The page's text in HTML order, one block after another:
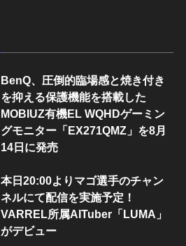
BenQ、圧倒的臨場感と焼き付き
を抑える保護機能を搭載した
MOBIUZ有機EL WQHDゲーミン
グモニター「EX271QMZ」を8月
14日に発売
本日20:00よりマゴ選手のチャン
ネルにて配信を実施予定！
VARREL所属AITuber「LUMA」
がデビュー